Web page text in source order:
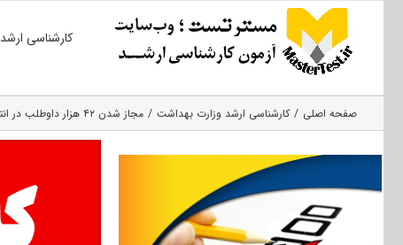
کارشناسی ارشد
صفحه اصلی کارشناسی ارشد وزارت بهداشت مجاز شدن ۴۲ هزار داوطلب در انتخاب رشته ارشد وزارت بهداشت ۱۴۰۱